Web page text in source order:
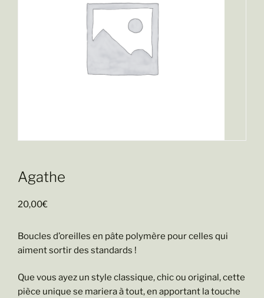
Agathe
20,00€
Boucles d’oreilles en pâte polymère pour celles qui
aiment sortir des standards !
Que vous ayez un style classique, chic ou original, cette
pièce unique se mariera à tout, en apportant la touche